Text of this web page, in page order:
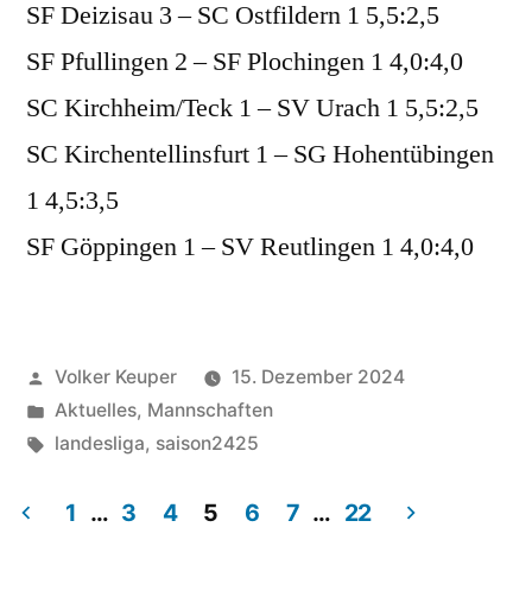
SF Deizisau 3 – SC Ostfildern 1 5,5:2,5
SF Pfullingen 2 – SF Plochingen 1 4,0:4,0
SC Kirchheim/Teck 1 – SV Urach 1 5,5:2,5
SC Kirchentellinsfurt 1 – SG Hohentübingen
1 4,5:3,5
SF Göppingen 1 – SV Reutlingen 1 4,0:4,0
Veröffentlicht
von
Volker Keuper
15. Dezember 2024
Veröffentlicht
unter
Aktuelles, Mannschaften
Schlagwörter:
landesliga, saison2425
1 … 3 4 5 6 7 … 22